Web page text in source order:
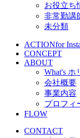
お役立ち
非常勤講
未分類
ACTIONfor
CONCEPT
ABOUT
What's ホ
会社概要
事業内容
プロフィ
FLOW
CONTACT